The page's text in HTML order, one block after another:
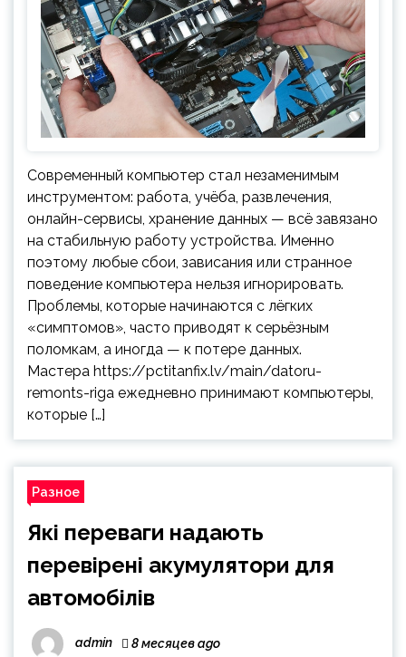
Современный компьютер стал незаменимым
инструментом: работа, учёба, развлечения,
онлайн-сервисы, хранение данных — всё завязано
на стабильную работу устройства. Именно
поэтому любые сбои, зависания или странное
поведение компьютера нельзя игнорировать.
Проблемы, которые начинаются с лёгких
«симптомов», часто приводят к серьёзным
поломкам, а иногда — к потере данных.
Мастера https://pctitanfix.lv/main/datoru-
remonts-riga ежедневно принимают компьютеры,
которые […]
Разное
Які переваги надають
перевірені акумулятори для
автомобілів
admin 8 месяцев ago